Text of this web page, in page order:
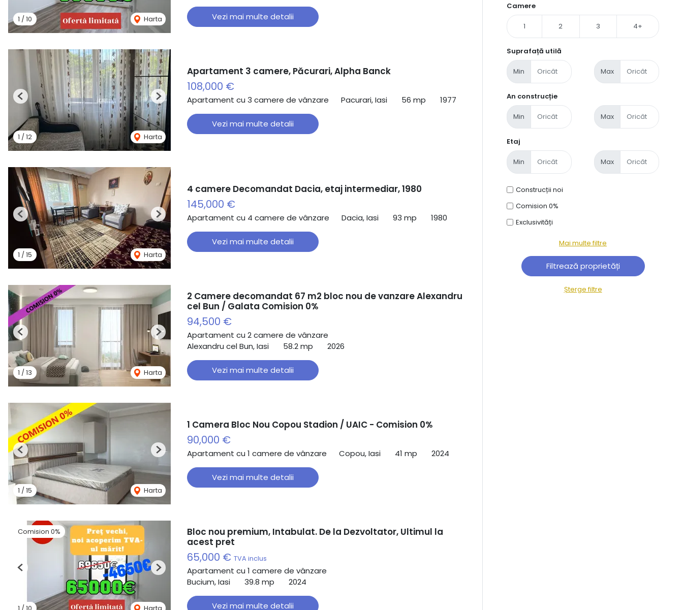
1 /10 Harta Vezi mai multe detalii
1 /12 Harta
Previous Next
Apartament 3 camere, Păcurari, Alpha Banck
108,000 €
Apartament cu 3 camere de vânzare Pacurari, Iasi 56 mp 1977
Vezi mai multe detalii
1 /15 Harta
Previous Next
4 camere Decomandat Dacia, etaj intermediar, 1980
145,000 €
Apartament cu 4 camere de vânzare Dacia, Iasi 93 mp 1980
Vezi mai multe detalii
1 /13 Harta
Previous Next
2 Camere decomandat 67 m2 bloc nou de vanzare Alexandru
cel Bun / Galata Comision 0%
94,500 €
Apartament cu 2 camere de vânzare
Alexandru cel Bun, Iasi
58.2 mp 2026
Vezi mai multe detalii
1 /15 Harta
Previous Next
1 Camera Bloc Nou Copou Stadion / UAIC - Comision 0%
90,000 €
Apartament cu 1 camere de vânzare Copou, Iasi 41 mp 2024
Vezi mai multe detalii
Comision 0%
Previous Next
Bloc nou premium, Intabulat. De la Dezvoltator, Ultimul la
acest pret
65,000 € TVA inclus
Apartament cu 1 camere de vânzare
Bucium, Iasi
39.8 mp 2024
Vezi mai multe detalii
Camere
1 2 3 4+
Suprafață utilă
Min Max
An construcție
Min Max
Etaj
Min Max
Construcții noi
Comision 0%
Exclusivități
Mai multe filtre
Șterge filtre